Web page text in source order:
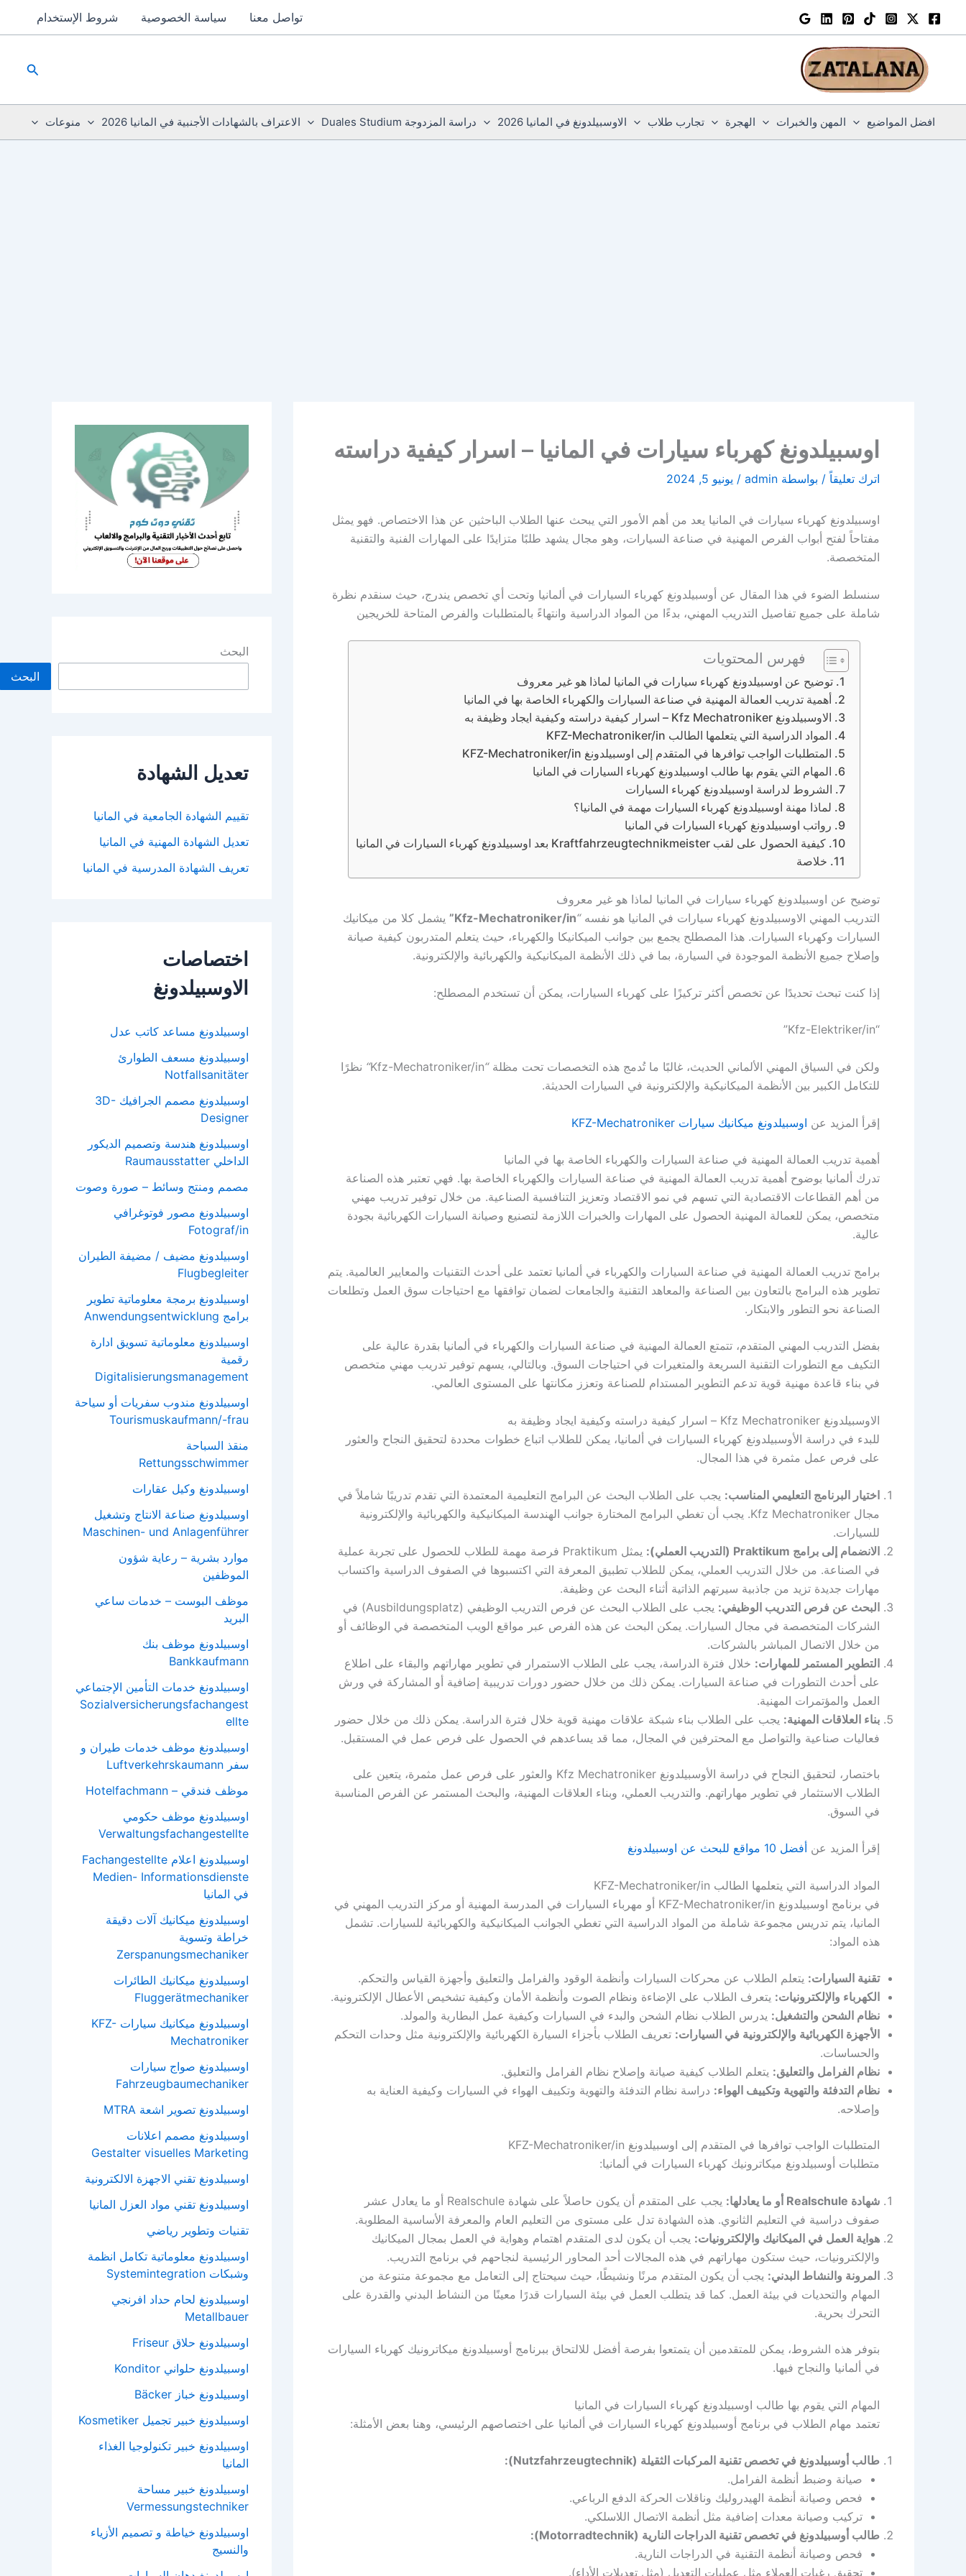
تواصل معنا سياسة الخصوصية شروط الإستخدام
البحث
افضل المواضيع المهن والخبرات الهجرة تجارب طلاب الاوسبيلدونغ في المانيا 2026 دراسة المزدوجة Duales Studium الاعتراف بالشهادات الأجنبية في المانيا 2026 منوعات
اوسبيلدونغ كهرباء سيارات في المانيا – اسرار كيفية دراسته
اترك تعليقاً / بواسطة admin
/ يونيو 5, 2024
اوسبيلدونغ كهرباء سيارات في المانيا يعد من أهم الأمور التي يبحث عنها الطلاب الباحثين عن هذا الاختصاص. فهو يمثل
مفتاحاً لفتح أبواب الفرص المهنية في صناعة السيارات، وهو مجال يشهد طلبًا متزايدًا على المهارات الفنية والتقنية
المتخصصة.
سنسلط الضوء في هذا المقال عن أوسبيلدونغ كهرباء السيارات في ألمانيا وتحت أي تخصص يندرج، حيث سنقدم نظرة
شاملة على جميع تفاصيل التدريب المهني، بدءًا من المواد الدراسية وانتهاءً بالمتطلبات والفرص المتاحة للخريجين
فهرس المحتويات
توضيح عن اوسبيلدونغ كهرباء سيارات في المانيا لماذا هو غير معروف
أهمية تدريب العمالة المهنية في صناعة السيارات والكهرباء الخاصة بها في المانيا
الاوسبيلدونغ Kfz Mechatroniker – اسرار كيفية دراسته وكيفية ايجاد وظيفة به
المواد الدراسية التي يتعلمها الطالب KFZ-Mechatroniker/in
المتطلبات الواجب توافرها في المتقدم إلى اوسبيلدونغ KFZ-Mechatroniker/in
المهام التي يقوم بها طالب اوسبيلدونغ كهرباء السيارات في المانيا
الشروط لدراسة اوسبيلدونغ كهرباء السيارات
لماذا مهنة اوسبيلدونغ كهرباء السيارات مهمة في المانيا؟
رواتب اوسبيلدونغ كهرباء السيارات في المانيا
كيفية الحصول على لقب Kraftfahrzeugtechnikmeister بعد اوسبيلدونغ كهرباء السيارات في المانيا
خلاصة
توضيح عن اوسبيلدونغ كهرباء سيارات في المانيا لماذا هو غير معروف
التدريب المهني الاوسبيلدونغ كهرباء سيارات في المانيا هو نفسه“
Kfz-Mechatroniker/in”
يشمل كلا من ميكانيك
السيارات وكهرباء السيارات. هذا المصطلح يجمع بين جوانب الميكانيكا والكهرباء، حيث يتعلم المتدربون كيفية صيانة
وإصلاح جميع الأنظمة الموجودة في السيارة، بما في ذلك الأنظمة الميكانيكية والكهربائية والإلكترونية.
إذا كنت تبحث تحديدًا عن تخصص أكثر تركيزًا على كهرباء السيارات، يمكن أن تستخدم المصطلح:
“Kfz-Elektriker/in”
ولكن في السياق المهني الألماني الحديث، غالبًا ما تُدمج هذه التخصصات تحت مظلة“
Kfz-Mechatroniker/in
“ نظرًا
للتكامل الكبير بين الأنظمة الميكانيكية والإلكترونية في السيارات الحديثة.
إقرأ المزيد عن اوسبيلدونغ ميكانيك سيارات KFZ-Mechatroniker
أهمية تدريب العمالة المهنية في صناعة السيارات والكهرباء الخاصة بها في المانيا
تدرك ألمانيا بوضوح أهمية تدريب العمالة المهنية في صناعة السيارات والكهرباء الخاصة بها. فهي تعتبر هذه الصناعة
من أهم القطاعات الاقتصادية التي تسهم في نمو الاقتصاد وتعزيز التنافسية الصناعية. من خلال توفير تدريب مهني
متخصص، يمكن للعمالة المهنية الحصول على المهارات والخبرات اللازمة لتصنيع وصيانة السيارات الكهربائية بجودة
عالية.
برامج تدريب العمالة المهنية في صناعة السيارات والكهرباء في ألمانيا تعتمد على أحدث التقنيات والمعايير العالمية. يتم
تطوير هذه البرامج بالتعاون بين الصناعة والمعاهد التقنية والجامعات لضمان توافقها مع احتياجات سوق العمل وتطلعات
الصناعة نحو التطور والابتكار.
بفضل التدريب المهني المتقدم، تتمتع العمالة المهنية في صناعة السيارات والكهرباء في ألمانيا بقدرة عالية على
التكيف مع التطورات التقنية السريعة والمتغيرات في احتياجات السوق. وبالتالي، يسهم توفير تدريب مهني متخصص
في بناء قاعدة مهنية قوية تدعم التطوير المستدام للصناعة وتعزز مكانتها على المستوى العالمي.
الاوسبيلدونغ Kfz Mechatroniker – اسرار كيفية دراسته وكيفية ايجاد وظيفة به
للبدء في دراسة الأوسبيلدونغ كهرباء السيارات في ألمانيا، يمكن للطلاب اتباع خطوات محددة لتحقيق النجاح والعثور
على فرص عمل مثمرة في هذا المجال.
اختيار البرنامج التعليمي المناسب: يجب على الطلاب البحث عن البرامج التعليمية المعتمدة التي تقدم تدريبًا شاملاً في
مجال Kfz Mechatroniker. يجب أن تغطي البرامج المختارة جوانب الهندسة الميكانيكية والكهربائية والإلكترونية
للسيارات.
الانضمام إلى برامج Praktikum (التدريب العملي):
يمثل Praktikum فرصة مهمة للطلاب للحصول على تجربة عملية
في الصناعة. من خلال التدريب العملي، يمكن للطلاب تطبيق المعرفة التي اكتسبوها في الصفوف الدراسية واكتساب
مهارات جديدة تزيد من جاذبية سيرتهم الذاتية أثناء البحث عن وظيفة.
البحث عن فرص التدريب الوظيفي:
يجب على الطلاب البحث عن فرص التدريب الوظيفي (Ausbildungsplatz) في
الشركات المتخصصة في مجال السيارات. يمكن البحث عن هذه الفرص عبر مواقع الويب المتخصصة في الوظائف أو
من خلال الاتصال المباشر بالشركات.
التطوير المستمر للمهارات: خلال فترة الدراسة، يجب على الطلاب الاستمرار في تطوير مهاراتهم والبقاء على اطلاع
على أحدث التطورات في صناعة السيارات. يمكن ذلك من خلال حضور دورات تدريبية إضافية أو المشاركة في ورش
العمل والمؤتمرات المهنية.
بناء العلاقات المهنية: يجب على الطلاب بناء شبكة علاقات مهنية قوية خلال فترة الدراسة. يمكن ذلك من خلال حضور
فعاليات صناعية والتواصل مع المحترفين في المجال، مما قد يساعدهم في الحصول على فرص عمل في المستقبل.
باختصار، لتحقيق النجاح في دراسة الأوسبيلدونغ Kfz Mechatroniker والعثور على فرص عمل مثمرة، يتعين على
الطلاب الاستثمار في تطوير مهاراتهم. والتدريب العملي، وبناء العلاقات المهنية، والبحث المستمر عن الفرص المناسبة
في السوق.
إقرأ المزيد عن أفضل 10 مواقع للبحث عن اوسبيلدونغ
المواد الدراسية التي يتعلمها الطالب KFZ-Mechatroniker/in
في برنامج اوسبيلدونغ KFZ-Mechatroniker/in أو مهرباء السيارات في المدرسة المهنية أو مركز التدريب المهني في
المانيا، يتم تدريس مجموعة شاملة من المواد الدراسية التي تغطي الجوانب الميكانيكية والكهربائية للسيارات. تشمل
هذه المواد:
تقنية السيارات: يتعلم الطلاب عن محركات السيارات وأنظمة الوقود والفرامل والتعليق وأجهزة القياس والتحكم.
الكهرباء والإلكترونيات: يتعرف الطلاب على الإضاءة ونظام الصوت وأنظمة الأمان وكيفية تشخيص الأعطال الإلكترونية.
نظام الشحن والتشغيل: يدرس الطلاب نظام الشحن والبدء في السيارات وكيفية عمل البطارية والمولد.
الأجهزة الكهربائية والإلكترونية في السيارات: تعريف الطلاب بأجزاء السيارة الكهربائية والإلكترونية مثل وحدات التحكم
والحساسات.
نظام الفرامل والتعليق: يتعلم الطلاب كيفية صيانة وإصلاح نظام الفرامل والتعليق.
نظام التدفئة والتهوية وتكييف الهواء: دراسة نظام التدفئة والتهوية وتكييف الهواء في السيارات وكيفية العناية به
وإصلاحه.
المتطلبات الواجب توافرها في المتقدم إلى اوسبيلدونغ KFZ-Mechatroniker/in
متطلبات أوسبيلدونغ ميكاترونيك كهرباء السيارات في ألمانيا:
شهادة Realschule أو ما يعادلها:
يجب على المتقدم أن يكون حاصلاً على شهادة Realschule أو ما يعادل عشر
صفوف دراسية في التعليم الثانوي. هذه الشهادة تدل على مستوى من التعليم العام والمعرفة الأساسية المطلوبة.
هواية العمل في الميكانيك والإلكترونيات: يجب أن يكون لدى المتقدم اهتمام وهواية في العمل بمجال الميكانيك
والإلكترونيات، حيث ستكون مهاراتهم في هذه المجالات أحد المحاور الرئيسية لنجاحهم في برنامج التدريب.
المرونة والنشاط البدني: يجب أن يكون المتقدم مرنًا ونشيطًا، حيث سيحتاج إلى التعامل مع مجموعة متنوعة من
المهام والتحديات في بيئة العمل. كما قد يتطلب العمل في بيئة السيارات قدرًا معينًا من النشاط البدني والقدرة على
التحرك بحرية.
بتوفر هذه الشروط، يمكن للمتقدمين أن يتمتعوا بفرصة أفضل للالتحاق ببرنامج أوسبيلدونغ ميكاترونيك كهرباء السيارات
في ألمانيا والنجاح فيها.
المهام التي يقوم بها طالب اوسبيلدونغ كهرباء السيارات في المانيا
تعتمد مهام الطلاب في برنامج أوسبيلدونغ كهرباء السيارات في ألمانيا على اختصاصهم الرئيسي، وهنا بعض الأمثلة:
طالب أوسبيلدونغ في تخصص تقنية المركبات الثقيلة (Nutzfahrzeugtechnik):
صيانة وضبط أنظمة الفرامل.
فحص وصيانة أنظمة الهيدروليك وناقلات الحركة الدفع الرباعي.
تركيب وصيانة معدات إضافية مثل أنظمة الاتصال اللاسلكي.
طالب أوسبيلدونغ في تخصص تقنية الدراجات النارية (Motorradtechnik):
فحص وصيانة أنظمة التقنية في الدراجات النارية.
تحقيق رغبات العملاء مثل عمليات التعديل (مثل تعديلات الأداء).
البحث
البحث
تعديل الشهادة
تقييم الشهادة الجامعية في المانيا
تعديل الشهادة المهنية في المانيا
تعريف الشهادة المدرسية في المانيا
اختصاصات
الاوسبيلدونغ
اوسبيلدونغ مساعد كاتب عدل
اوسبيلدونغ مسعف الطوارئ
Notfallsanitäter
اوسبيلدونغ مصمم الجرافيك 3D-
Designer
اوسبيلدونغ هندسة وتصميم الديكور
الداخلي Raumausstatter
مصمم ومنتج وسائط – صورة وصوت
اوسبيلدونغ مصور فوتوغرافي
Fotograf/in
اوسبيلدونغ مضيف / مضيفة الطيران
Flugbegleiter
اوسبيلدونغ برمجة معلوماتية تطوير
برامج Anwendungsentwicklung
اوسبيلدونغ معلوماتية تسويق ادارة
رقمية
Digitalisierungsmanagement
اوسبيلدونغ مندوب سفريات أو سياحة
Tourismuskaufmann/-frau
منقذ السباحة
Rettungsschwimmer
اوسبيلدونغ وكيل عقارات
اوسبيلدونغ صناعة الانتاج وتشغيل
Maschinen- und Anlagenführer
موارد بشرية – رعاية شؤون
الموظفين
موظف البوست – خدمات ساعي
البريد
اوسبيلدونغ موظف بنك
Bankkaufmann
اوسبيلدونغ خدمات التأمين الإجتماعي
Sozialversicherungsfachangest
ellte
اوسبيلدونغ موظف خدمات طيران و
سفر Luftverkehrskaumann
موظف فندقي – Hotelfachmann
اوسبيلدونغ موظف حكومي
Verwaltungsfachangestellte
اوسبيلدونغ اعلام Fachangestellte
Medien- Informationsdienste
في المانيا
اوسبيلدونغ ميكانيك آلات دقيقة
خراطة وتسوية
Zerspanungsmechaniker
اوسبيلدونغ ميكانيك الطائرات
Fluggerätmechaniker
اوسبيلدونغ ميكانيك سيارات KFZ-
Mechatroniker
اوسبيلدونغ صواج سيارات
Fahrzeugbaumechaniker
اوسبيلدونغ تصوير اشعة MTRA
اوسبيلدونغ مصمم اعلانات
Gestalter visuelles Marketing
اوسبيلدونغ تقني الاجهزة الالكترونية
اوسبيلدونغ تقني مواد العزل المانيا
تقنيات وتطوير رياضي
اوسبيلدونغ معلوماتية تكامل انظمة
وشبكات Systemintegration
اوسبيلدونغ لحام حداد افرنجي
Metallbauer
اوسبيلدونغ حلاق Friseur
اوسبيلدونغ حلواني Konditor
اوسبيلدونغ خباز Bäcker
اوسبيلدونغ خبير تجميل Kosmetiker
اوسبيلدونغ خبير تكنولوجيا الغذاء
المانيا
اوسبيلدونغ خبير مساحة
Vermessungstechniker
اوسبيلدونغ خياطة و تصميم الأزياء
والنسيج